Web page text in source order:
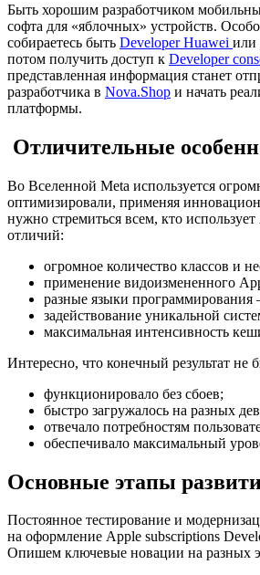
Быть хорошим разработчиком
софта для «яблочных» устройств.
собираетесь быть Developer Huawei или
потом получить доступ к Developer
представленная информация станет
разработчика в Nova.Shop и начать
платформы.
Отличительные
Во Вселенной Meta используется
оптимизировали, применяя
нужно стремиться всем, кто использует
отличий:
огромное количество классов и
применение видоизмененного
разные языки программирования
задействование уникальной
максимальная интенсивность
Интересно, что конечный результат
функционировало без сбоев;
быстро загружалось на разных
отвечало потребностям
обеспечивало максимальный
Основные этапы
Постоянное тестирование и
на оформление Apple subscriptions
Опишем ключевые новации на разных